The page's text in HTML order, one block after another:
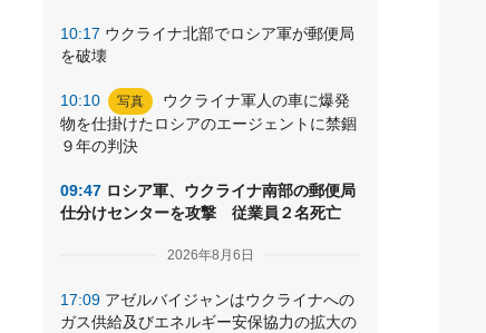
10:17 ウクライナ北部でロシア軍が郵便局
を破壊
10:10 写真
ウクライナ軍人の車に爆発
物を仕掛けたロシアのエージェントに禁錮
９年の判決
09:47 ロシア軍、ウクライナ南部の郵便局
仕分けセンターを攻撃 従業員２名死亡
2026年8月6日
17:09 アゼルバイジャンはウクライナへの
ガス供給及びエネルギー安保協力の拡大の